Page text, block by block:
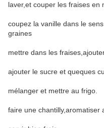
laver,et couper les fraises
coupez la vanille dans le
graines
mettre dans les
ajouter le sucre et queques
mélanger et mettre au frigo.
faire une chantilly,aromatiser